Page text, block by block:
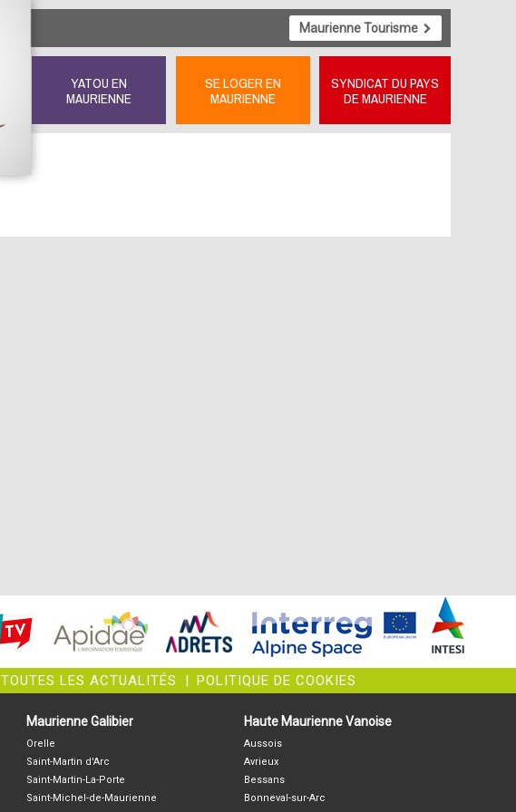
Maurienne Tourisme
YATOU EN
MAURIENNE
SE LOGER EN
MAURIENNE
SYNDICAT DU PAYS
DE MAURIENNE
TOUTES LES ACTUALITÉS | POLITIQUE DE COOKIES
Maurienne Galibier
Orelle
Saint-Martin d'Arc
Saint-Martin-La-Porte
Saint-Michel-de-Maurienne
Haute Maurienne Vanoise
Aussois
Avrieux
Bessans
Bonneval-sur-Arc